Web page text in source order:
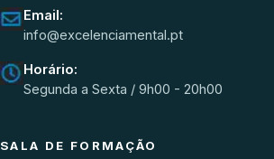
Email:
info@excelenciamental.pt
Horário:
Segunda a Sexta / 9h00 - 20h00
SALA DE FORMAÇÃO